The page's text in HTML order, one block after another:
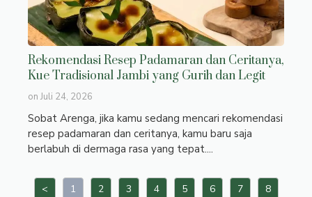
Rekomendasi Resep Padamaran dan Ceritanya,
Kue Tradisional Jambi yang Gurih dan Legit
on Juli 24, 2026
Sobat Arenga, jika kamu sedang mencari rekomendasi
resep padamaran dan ceritanya, kamu baru saja
berlabuh di dermaga rasa yang tepat....
< 1 2 3 4 5 6 7 8